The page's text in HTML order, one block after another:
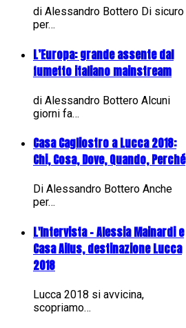
di Alessandro Bottero Di sicuro
per…
L’Europa: grande assente dal
fumetto italiano mainstream
di Alessandro Bottero Alcuni
giorni fa…
Casa Cagliostro a Lucca 2018:
Chi, Cosa, Dove, Quando, Perché
Di Alessandro Bottero Anche
per…
L'Intervista - Alessia Mainardi e
Casa Ailus, destinazione Lucca
2018
Lucca 2018 si avvicina,
scopriamo…